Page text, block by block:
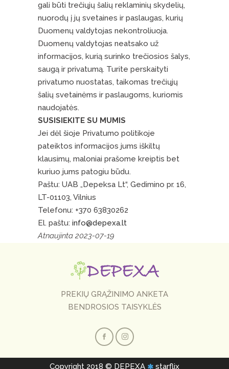
gali būti trečiųjų šalių reklaminių skydelių,
nuorodų į jų svetaines ir paslaugas, kurių
Duomenų valdytojas nekontroliuoja.
Duomenų valdytojas neatsako už
informacijos, kurią surinko trečiosios šalys,
saugą ir privatumą. Turite perskaityti
privatumo nuostatas, taikomas trečiųjų
šalių svetainėms ir paslaugoms, kuriomis
naudojatės.
SUSISIEKITE SU MUMIS
Jei dėl šioje Privatumo politikoje
pateiktos informacijos jums iškiltų
klausimų, maloniai prašome kreiptis bet
kuriuo jums patogiu būdu.
Paštu: UAB „Depeksa Lt“, Gedimino pr. 16,
LT-01103, Vilnius
Telefonu: +370 63830262
El. paštu: info@depexa.lt
Atnaujinta 2023-07-19
PREKIŲ GRĄŽINIMO ANKETA
BENDROSIOS TAISYKLĖS
Copyright 2018 © DEPEXA starflix